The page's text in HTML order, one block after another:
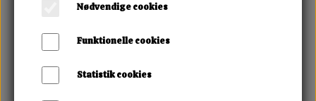
Nødvendige cookies
Funktionelle cookies
Statistik cookies